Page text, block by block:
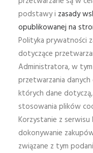
podstawy i zasady
opublikowanej na
Polityka prywatności
dotyczące
Administratora, w
przetwarzania
których dane
stosowania plików
Korzystanie z
dokonywanie
związane z tym